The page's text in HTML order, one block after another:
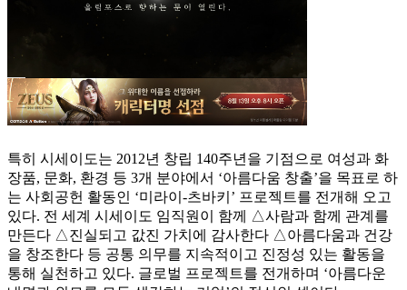
특히 시세이도는 2012년 창립 140주년을 기점으로 여성과 화
장품, 문화, 환경 등 3개 분야에서 ‘아름다움 창출’을 목표로 하
는 사회공헌 활동인 ‘미라이-츠바키’ 프로젝트를 전개해 오고
있다. 전 세계 시세이도 임직원이 함께 △사람과 함께 관계를
만든다 △진실되고 값진 가치에 감사한다 △아름다움과 건강
을 창조한다 등 공통 의무를 지속적이고 진정성 있는 활동을
통해 실천하고 있다. 글로벌 프로젝트를 전개하며 ‘아름다운